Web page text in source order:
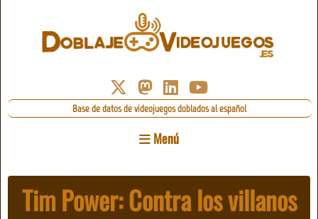
Base de datos de videojuegos doblados al español
Menú
Tim Power: Contra los villanos